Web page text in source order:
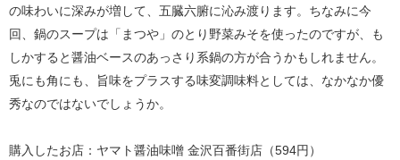
の味わいに深みが増して、五臓六腑に沁み渡ります。ちなみに今
回、鍋のスープは「まつや」のとり野菜みそを使ったのですが、も
しかすると醤油ベースのあっさり系鍋の方が合うかもしれません。
兎にも角にも、旨味をプラスする味変調味料としては、なかなか優
秀なのではないでしょうか。
購入したお店：ヤマト醤油味噌 金沢百番街店（594円）